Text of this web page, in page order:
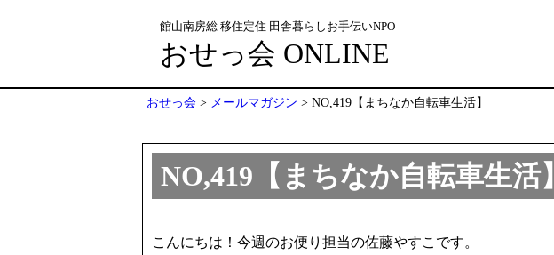
館山南房総 移住定住 田舎暮らしお手伝いNPO
おせっ会 ONLINE
おせっ会 > メールマガジン > NO,419【まちなか自転車生活】
NO,419【まちなか自転車生活】
こんにちは！今週のお便り担当の佐藤やすこです。